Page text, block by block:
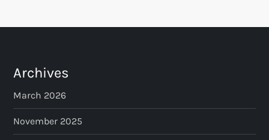
s
p
a
Archives
March 2026
November 2025